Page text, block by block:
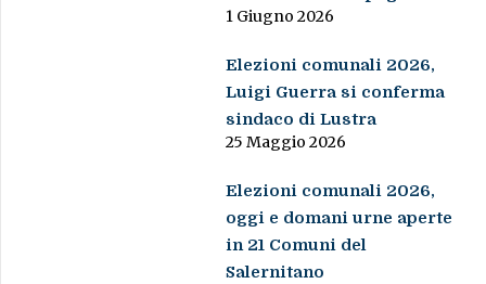
1 Giugno 2026
Elezioni comunali 2026,
Luigi Guerra si conferma
sindaco di Lustra
25 Maggio 2026
Elezioni comunali 2026,
oggi e domani urne aperte
in 21 Comuni del
Salernitano